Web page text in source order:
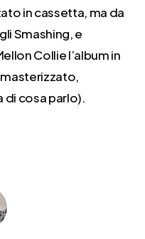
in cassetta, ma da
Smashing, e
Collie l’album in
di cosa parlo).